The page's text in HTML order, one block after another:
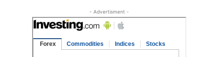
- Advertisment -